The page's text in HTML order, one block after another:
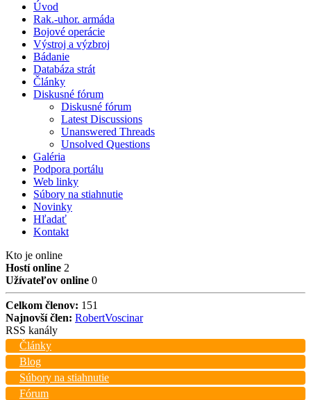
Úvod
Rak.-uhor. armáda
Bojové operácie
Výstroj a výzbroj
Bádanie
Databáza strát
Články
Diskusné fórum
Diskusné fórum
Latest Discussions
Unanswered Threads
Unsolved Questions
Galéria
Podpora portálu
Web linky
Súbory na stiahnutie
Novinky
Hľadať
Kontakt
Kto je online
Hostí online 2
Užívateľov online 0
Celkom členov: 151
Najnovší člen: RobertVoscinar
RSS kanály
Články
Blog
Súbory na stiahnutie
Fórum